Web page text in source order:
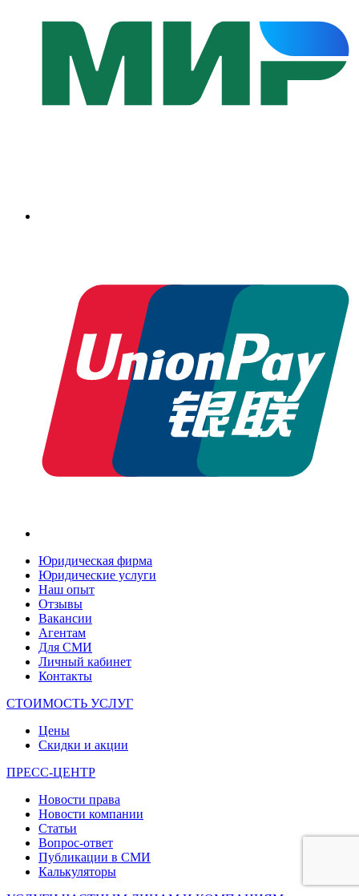
Юридическая фирма
Юридические услуги
Наш опыт
Отзывы
Вакансии
Агентам
Для СМИ
Личный кабинет
Контакты
СТОИМОСТЬ УСЛУГ
Цены
Скидки и акции
ПРЕСС-ЦЕНТР
Новости права
Новости компании
Статьи
Вопрос-ответ
Публикации в СМИ
Калькуляторы